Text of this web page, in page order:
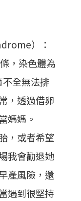
）：
，染色體為
全無法排
，透過借卵
媽媽。
，或者希望
我會勸退她
產風險，還
遇到很堅持